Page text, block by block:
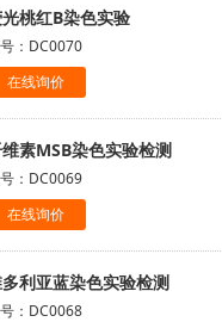
桃红B染色实验
：DC0070
在线询价
素MSB染色实验检测
：DC0069
在线询价
利亚蓝染色实验检测
：DC0068